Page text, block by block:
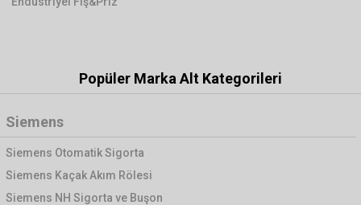
Popüler Marka Alt Kategorileri
Siemens
Siemens Otomatik Sigorta
Siemens Kaçak Akım Rölesi
Siemens NH Sigorta ve Buşon